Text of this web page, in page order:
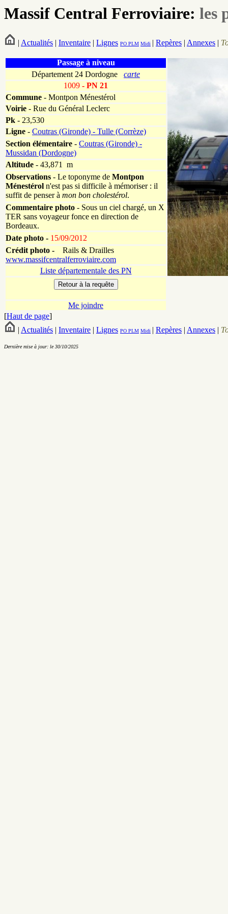
Massif Central Ferroviaire: les
| Actualités | Inventaire | Lignes PO PLM Midi | Repères | Annexes |
Passage à niveau
Département 24 Dordogne carte
1009 - PN 21
Commune - Montpon Ménestérol
Voirie - Rue du Général Leclerc
Pk - 23,530
Ligne - Coutras (Gironde) - Tulle (Corrèze)
Section élémentaire - Coutras (Gironde) -
Mussidan (Dordogne)
Altitude - 43,871 m
Observations - Le toponyme de Montpon
Ménestérol n'est pas si difficile à mémoriser : il
suffit de penser à mon bon cholestérol.
Commentaire photo - Sous un ciel chargé, un X
TER sans voyageur fonce en direction de
Bordeaux.
Date photo - 15/09/2012
Crédit photo - Rails & Drailles
www.massifcentralferroviaire.com
Liste départementale des PN
Me joindre
[Haut de page]
| Actualités | Inventaire | Lignes PO PLM Midi | Repères | Annexes |
Dernière mise à jour: le 30/10/2025